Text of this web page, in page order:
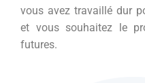
vous avez travaillé dur
et vous souhaitez le
futures.